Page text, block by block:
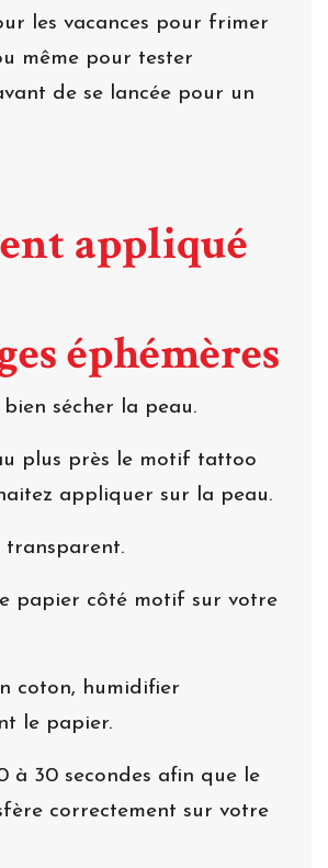
les vacances pour frimer
même pour tester
de se lancée pour un
appliqué
éphémères
sécher la peau.
plus près le motif tattoo
appliquer sur la peau.
transparent.
papier côté motif sur votre
coton, humidifier
le papier.
à 30 secondes afin que le
correctement sur votre